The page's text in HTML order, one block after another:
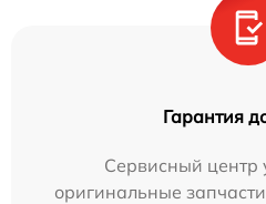
Гарантия
Сервисный центр
оригинальные